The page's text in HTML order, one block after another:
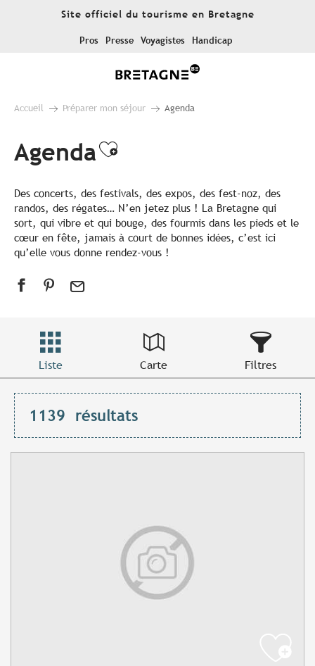
Site officiel du tourisme en Bretagne
Pros Presse Voyagistes Handicap
Accueil Préparer mon séjour Agenda
AgendaAjouter aux favoris
Des concerts, des festivals, des expos, des fest-noz, des
randos, des régates… N’en jetez plus ! La Bretagne qui
sort, qui vibre et qui bouge, des fourmis dans les pieds et le
cœur en fête, jamais à court de bonnes idées, c’est ici
qu’elle vous donne rendez-vous !
Liste Carte Filtres
1139 résultats